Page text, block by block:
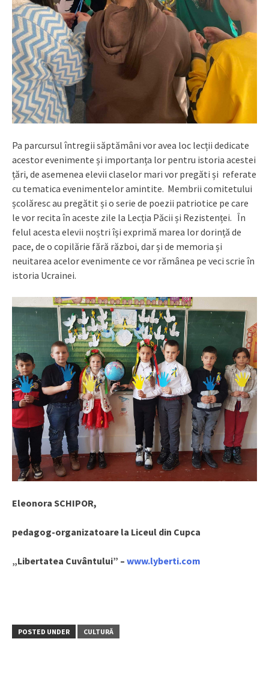
Pa parcursul întregii săptămâni vor avea loc lecții dedicate
acestor evenimente și importanța lor pentru istoria acestei
țări, de asemenea elevii claselor mari vor pregăti și referate
cu tematica evenimentelor amintite. Membrii comitetului
școlăresc au pregătit și o serie de poezii patriotice pe care
le vor recita în aceste zile la Lecția Păcii și Rezistenței. În
felul acesta elevii noștri își exprimă marea lor dorință de
pace, de o copilărie fără război, dar și de memoria și
neuitarea acelor evenimente ce vor rămânea pe veci scrie în
istoria Ucrainei.
Eleonora SCHIPOR,
pedagog-organizatoare la Liceul din Cupca
„Libertatea Cuvântului” – www.lyberti.com
POSTED UNDER CULTURĂ